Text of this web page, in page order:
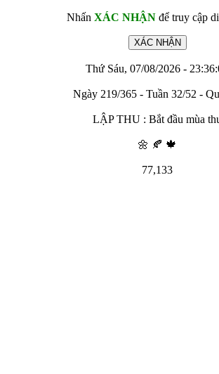
Nhấn XÁC NHẬNđể truy cập
Thứ Sáu, 07/08/2026 -
Ngày 219/365 - Tuần 32/52 -
LẬP THU : Bắt đầu mùa
🌼 🍂 🍁
77,133